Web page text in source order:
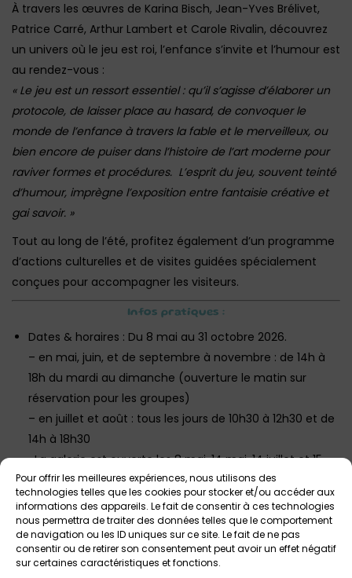
Pour offrir les meilleures expériences, nous utilisons des
technologies telles que les cookies pour stocker et/ou accéder aux
informations des appareils. Le fait de consentir à ces technologies
nous permettra de traiter des données telles que le comportement
de navigation ou les ID uniques sur ce site. Le fait de ne pas
consentir ou de retirer son consentement peut avoir un effet négatif
sur certaines caractéristiques et fonctions.
À travers les œuvres de Karina Bisch, Jean-Yves Brélivet,
Patrice Carré, Arthur Lambert et Carole Rivalin, découvrez
un univers où le jeu est roi, l’enfance s’invite et l’humour est
au rendez-vous :
« Le jeu est un ressort essentiel : qu’il s’agisse d’élaborer un
protocole, de laisser place au hasard, de convoquer le
monde de l’enfance à travers la fable et le merveilleux, ou
bien encore de puiser dans l’histoire de l’art moderne pour
raviver formes et procédures. L’esprit du jeu, souvent teinté
d’humour, imprègne l’exposition entre fantaisie créative et
gai savoir. »
Tout au long de l’été, profitez également d’un programme
d’actions culturelles et de visites guidées spécialement
conçues pour accompagner les visiteurs.
Infos pratiques :
Dates & horaires : Du 8 mai au 31 octobre 2026.
– en mai, juin, et de septembre à novembre : de 14h à
18h du mardi au dimanche (ouverture le matin sur
réservation pour les groupes)
– en juillet et août : tous les jours de 10h30 à 12h30 et de
14h à 18h30
-La galerie est ouverte les 8 mai, 14 mai, 14 juillet et 15
août aux horaires habituels.
Lieu : Galerie de Rohan, Place Saint-Thomas,
Landerneau.
Tarif : Gratuit pour tous.